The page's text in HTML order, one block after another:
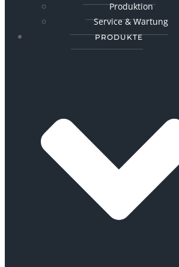
Produktion
Service & Wartung
PRODUKTE